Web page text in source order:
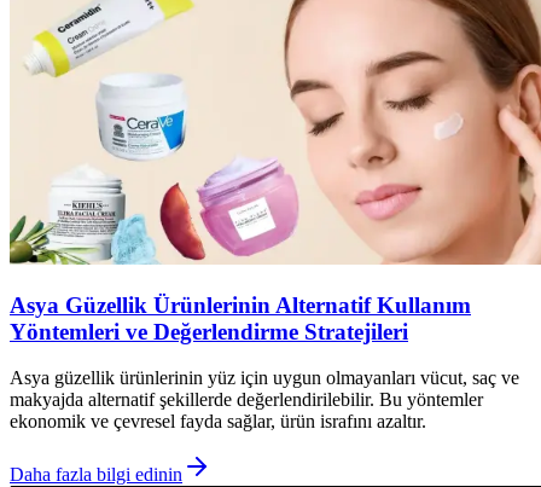
Asya Güzellik Ürünlerinin Alternatif Kullanım
Yöntemleri ve Değerlendirme Stratejileri
Asya güzellik ürünlerinin yüz için uygun olmayanları vücut, saç ve
makyajda alternatif şekillerde değerlendirilebilir. Bu yöntemler
ekonomik ve çevresel fayda sağlar, ürün israfını azaltır.
Daha fazla bilgi edinin